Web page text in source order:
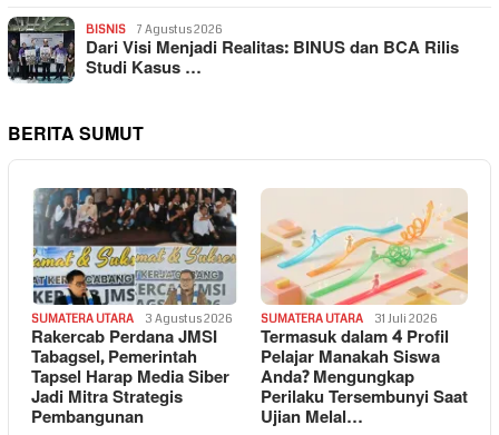
BISNIS 7 Agustus 2026
Dari Visi Menjadi Realitas: BINUS dan BCA Rilis
Studi Kasus …
BERITA SUMUT
SUMATERA UTARA 3 Agustus 2026
Rakercab Perdana JMSI
Tabagsel, Pemerintah
Tapsel Harap Media Siber
Jadi Mitra Strategis
Pembangunan
SUMATERA UTARA 31 Juli 2026
Termasuk dalam 4 Profil
Pelajar Manakah Siswa
Anda? Mengungkap
Perilaku Tersembunyi Saat
Ujian Melal…